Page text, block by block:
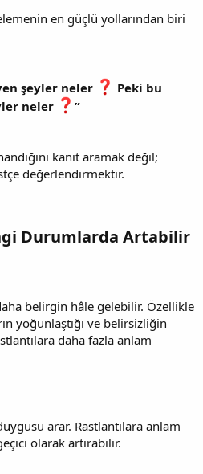
en güçlü yollarından biri
şeyler neler
Peki bu
neler
”
kanıt aramak değil;
değerlendirmektir.
Durumlarda Artabilir
belirgin hâle gelebilir. Özellikle
yoğunlaştığı ve belirsizliğin
daha fazla anlam
arar. Rastlantılara anlam
olarak artırabilir.